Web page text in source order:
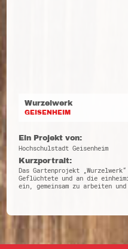
Wurzelwerk
GEISENHEIM
Ein Projekt von:
Hochschulstadt Geisenheim
Kurzportrait:
Das Gartenprojekt
Geflüchtete und an die
ein, gemeinsam zu arbeiten